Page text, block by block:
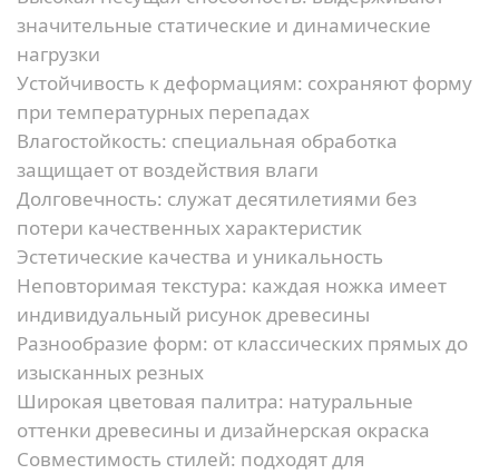
значительные статические и динамические
нагрузки
Устойчивость к деформациям: сохраняют форму
при температурных перепадах
Влагостойкость: специальная обработка
защищает от воздействия влаги
Долговечность: служат десятилетиями без
потери качественных характеристик
Эстетические качества и уникальность
Неповторимая текстура: каждая ножка имеет
индивидуальный рисунок древесины
Разнообразие форм: от классических прямых до
изысканных резных
Широкая цветовая палитра: натуральные
оттенки древесины и дизайнерская окраска
Совместимость стилей: подходят для